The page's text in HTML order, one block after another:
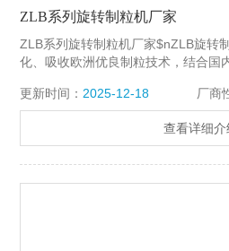
ZLB系列旋转制粒机厂家
ZLB系列旋转制粒机厂家$nZLB旋转
化、吸收欧洲优良制粒技术，结合国
更新时间： 2025-12-18 厂商
查看详细介